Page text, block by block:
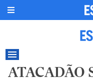
ATACADÃO